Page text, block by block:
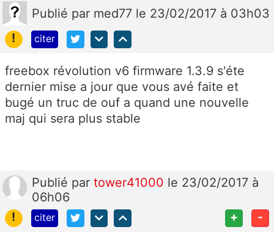
Publié par med77 le 23/02/2017 à 03h03
!
citer
freebox révolution v6 firmware 1.3.9 s'éte
dernier mise a jour que vous avé faite et
bugé un truc de ouf a quand une nouvelle
maj qui sera plus stable
Publié par tower41000 le 23/02/2017 à
06h06
!
citer + -